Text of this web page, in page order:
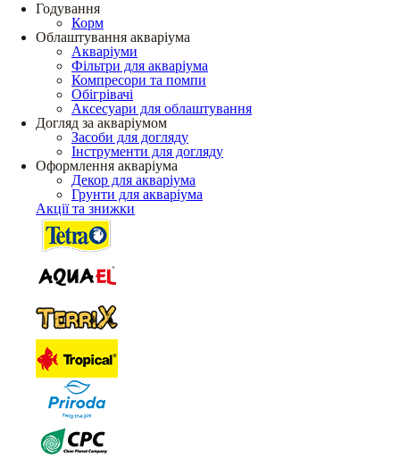
Годування
Корм
Облаштування акваріума
Акваріуми
Фільтри для акваріума
Компресори та помпи
Обігрівачі
Аксесуари для облаштування
Догляд за акваріумом
Засоби для догляду
Інструменти для догляду
Оформлення акваріума
Декор для акваріума
Грунти для акваріума
Акції та знижки